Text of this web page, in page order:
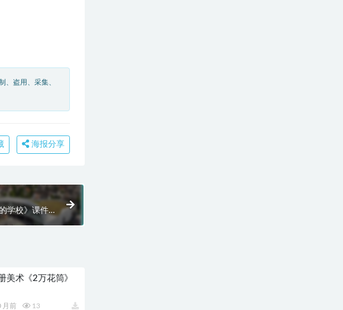
、盗用、采集、
海报分享
学校》课件
美术《2万花筒》
月前 13